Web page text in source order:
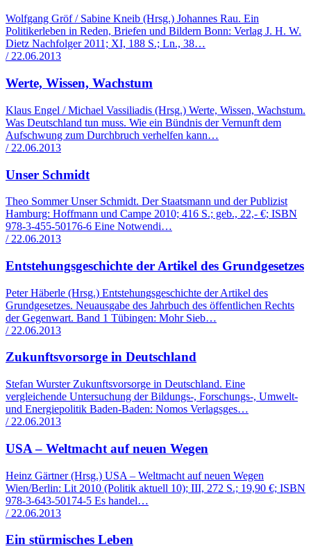
Wolfgang Gröf / Sabine Kneib (Hrsg.) Johannes Rau. Ein
Politikerleben in Reden, Briefen und Bildern Bonn: Verlag J. H. W.
Dietz Nachfolger 2011; XI, 188 S.; Ln., 38…
/ 22.06.2013
Werte, Wissen, Wachstum
Klaus Engel / Michael Vassiliadis (Hrsg.) Werte, Wissen, Wachstum.
Was Deutschland tun muss. Wie ein Bündnis der Vernunft dem
Aufschwung zum Durchbruch verhelfen kann…
/ 22.06.2013
Unser Schmidt
Theo Sommer Unser Schmidt. Der Staatsmann und der Publizist
Hamburg: Hoffmann und Campe 2010; 416 S.; geb., 22,- €; ISBN
978-3-455-50176-6 Eine Notwendi…
/ 22.06.2013
Entstehungsgeschichte der Artikel des Grundgesetzes
Peter Häberle (Hrsg.) Entstehungsgeschichte der Artikel des
Grundgesetzes. Neuausgabe des Jahrbuch des öffentlichen Rechts
der Gegenwart. Band 1 Tübingen: Mohr Sieb…
/ 22.06.2013
Zukunftsvorsorge in Deutschland
Stefan Wurster Zukunftsvorsorge in Deutschland. Eine
vergleichende Untersuchung der Bildungs-, Forschungs-, Umwelt-
und Energiepolitik Baden-Baden: Nomos Verlagsges…
/ 22.06.2013
USA – Weltmacht auf neuen Wegen
Heinz Gärtner (Hrsg.) USA – Weltmacht auf neuen Wegen
Wien/Berlin: Lit 2010 (Politik aktuell 10); III, 272 S.; 19,90 €; ISBN
978-3-643-50174-5 Es handel…
/ 22.06.2013
Ein stürmisches Leben